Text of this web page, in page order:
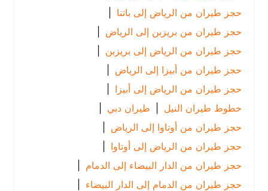
حجز طيران من الرياض إلى باتنا |
حجز طيران من بريزبن إلى الرياض
|
حجز طيران من الرياض إلى بريزبن |
حجز طيران من أبيزا إلى الرياض
|
حجز طيران من الرياض إلى أبيزا
خطوط طيران النيل | طيران دبي |
حجز طيران من أوتاوا إلى الرياض
|
حجز طيران من الرياض إلى أوتاوا |
حجز طيران من الدار البيضاء إلى الدمام
|
حجز طيران من الدمام إلى الدار البيضاء |